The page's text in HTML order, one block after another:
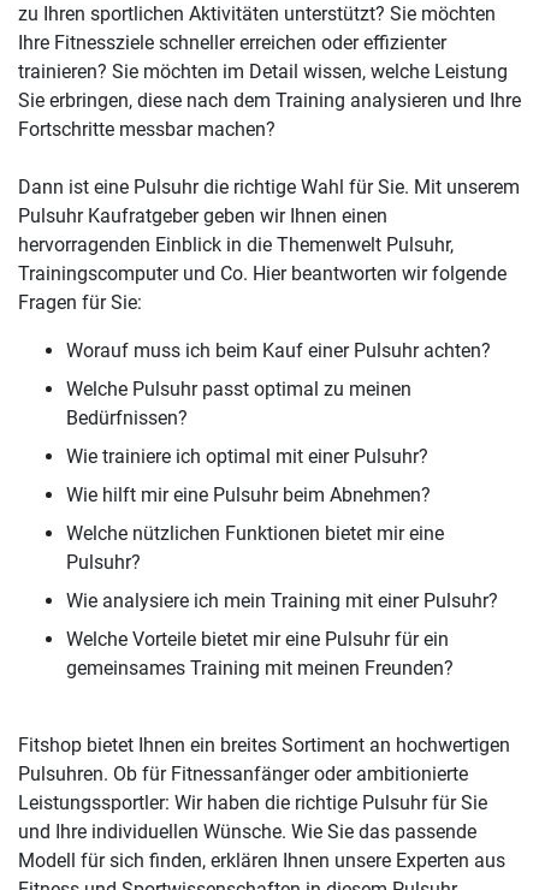
zu Ihren sportlichen Aktivitäten unterstützt? Sie möchten
Ihre Fitnessziele schneller erreichen oder effizienter
trainieren? Sie möchten im Detail wissen, welche Leistung
Sie erbringen, diese nach dem Training analysieren und Ihre
Fortschritte messbar machen?
Dann ist eine Pulsuhr die richtige Wahl für Sie. Mit unserem
Pulsuhr Kaufratgeber geben wir Ihnen einen
hervorragenden Einblick in die Themenwelt Pulsuhr,
Trainingscomputer und Co. Hier beantworten wir folgende
Fragen für Sie:
Worauf muss ich beim Kauf einer Pulsuhr achten?
Welche Pulsuhr passt optimal zu meinen
Bedürfnissen?
Wie trainiere ich optimal mit einer Pulsuhr?
Wie hilft mir eine Pulsuhr beim Abnehmen?
Welche nützlichen Funktionen bietet mir eine
Pulsuhr?
Wie analysiere ich mein Training mit einer Pulsuhr?
Welche Vorteile bietet mir eine Pulsuhr für ein
gemeinsames Training mit meinen Freunden?
Fitshop bietet Ihnen ein breites Sortiment an hochwertigen
Pulsuhren. Ob für Fitnessanfänger oder ambitionierte
Leistungssportler: Wir haben die richtige Pulsuhr für Sie
und Ihre individuellen Wünsche. Wie Sie das passende
Modell für sich finden, erklären Ihnen unsere Experten aus